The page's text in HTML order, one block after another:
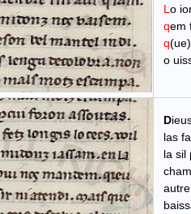
Lo
qem
q
o
D
las
la sil